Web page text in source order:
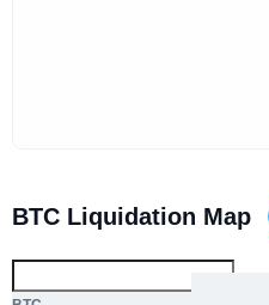
BTC Liquidation Map